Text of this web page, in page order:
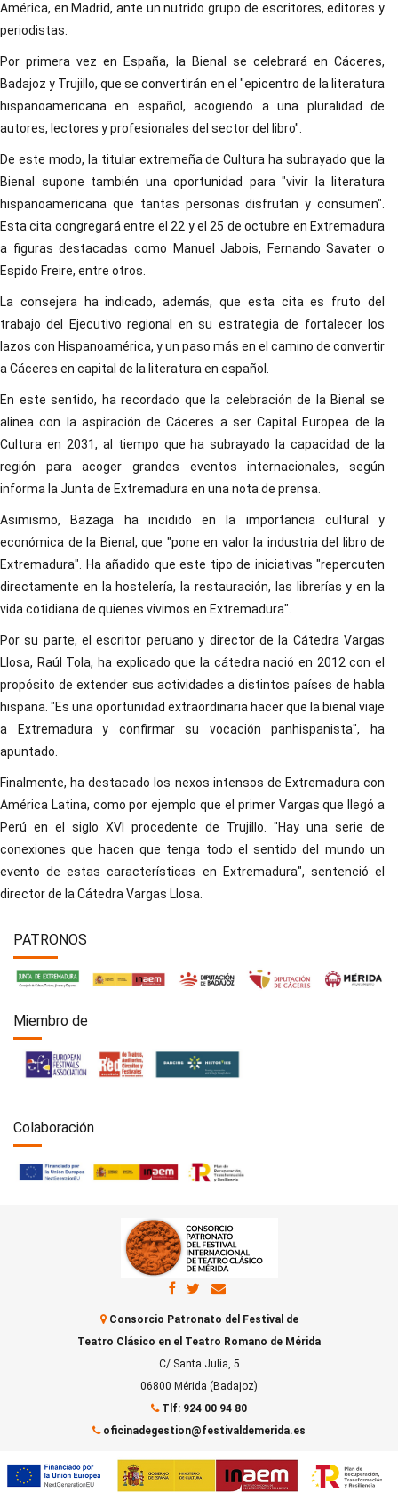
América, en Madrid, ante un nutrido grupo de escritores, editores y
periodistas.
Por primera vez en España, la Bienal se celebrará en Cáceres,
Badajoz y Trujillo, que se convertirán en el "epicentro de la literatura
hispanoamericana en español, acogiendo a una pluralidad de
autores, lectores y profesionales del sector del libro".
De este modo, la titular extremeña de Cultura ha subrayado que la
Bienal supone también una oportunidad para "vivir la literatura
hispanoamericana que tantas personas disfrutan y consumen".
Esta cita congregará entre el 22 y el 25 de octubre en Extremadura
a figuras destacadas como Manuel Jabois, Fernando Savater o
Espido Freire, entre otros.
La consejera ha indicado, además, que esta cita es fruto del
trabajo del Ejecutivo regional en su estrategia de fortalecer los
lazos con Hispanoamérica, y un paso más en el camino de convertir
a Cáceres en capital de la literatura en español.
En este sentido, ha recordado que la celebración de la Bienal se
alinea con la aspiración de Cáceres a ser Capital Europea de la
Cultura en 2031, al tiempo que ha subrayado la capacidad de la
región para acoger grandes eventos internacionales, según
informa la Junta de Extremadura en una nota de prensa.
Asimismo, Bazaga ha incidido en la importancia cultural y
económica de la Bienal, que "pone en valor la industria del libro de
Extremadura". Ha añadido que este tipo de iniciativas "repercuten
directamente en la hostelería, la restauración, las librerías y en la
vida cotidiana de quienes vivimos en Extremadura".
Por su parte, el escritor peruano y director de la Cátedra Vargas
Llosa, Raúl Tola, ha explicado que la cátedra nació en 2012 con el
propósito de extender sus actividades a distintos países de habla
hispana. "Es una oportunidad extraordinaria hacer que la bienal viaje
a Extremadura y confirmar su vocación panhispanista", ha
apuntado.
Finalmente, ha destacado los nexos intensos de Extremadura con
América Latina, como por ejemplo que el primer Vargas que llegó a
Perú en el siglo XVI procedente de Trujillo. "Hay una serie de
conexiones que hacen que tenga todo el sentido del mundo un
evento de estas características en Extremadura", sentenció el
director de la Cátedra Vargas Llosa.
PATRONOS
Miembro de
Colaboración
Consorcio Patronato del Festival de
Teatro Clásico en el Teatro Romano de Mérida
C/ Santa Julia, 5
06800 Mérida (Badajoz)
Tlf: 924 00 94 80
oficinadegestion@festivaldemerida.es